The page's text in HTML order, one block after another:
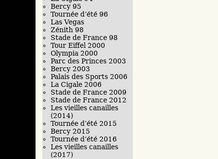
Bercy 95
Tournée d’été 96
Las Vegas
Zénith 98
Stade de France 98
Tour Eiffel 2000
Olympia 2000
Parc des Princes 2003
Bercy 2003
Palais des Sports 2006
La Cigale 2006
Stade de France 2009
Stade de France 2012
Les vieilles canailles
(2014)
Tournée d’été 2015
Bercy 2015
Tournée d’été 2016
Les vieilles canailles
(2017)